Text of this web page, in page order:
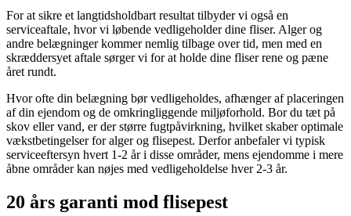
For at sikre et langtidsholdbart resultat tilbyder vi også en
serviceaftale, hvor vi løbende vedligeholder dine fliser. Alger og
andre belægninger kommer nemlig tilbage over tid, men med en
skræddersyet aftale sørger vi for at holde dine fliser rene og pæne
året rundt.
Hvor ofte din belægning bør vedligeholdes, afhænger af placeringen
af din ejendom og de omkringliggende miljøforhold. Bor du tæt på
skov eller vand, er der større fugtpåvirkning, hvilket skaber optimale
vækstbetingelser for alger og flisepest. Derfor anbefaler vi typisk
serviceeftersyn hvert 1-2 år i disse områder, mens ejendomme i mere
åbne områder kan nøjes med vedligeholdelse hver 2-3 år.
20 års garanti mod flisepest